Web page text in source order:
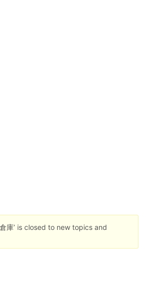
庫’ is closed to new topics and